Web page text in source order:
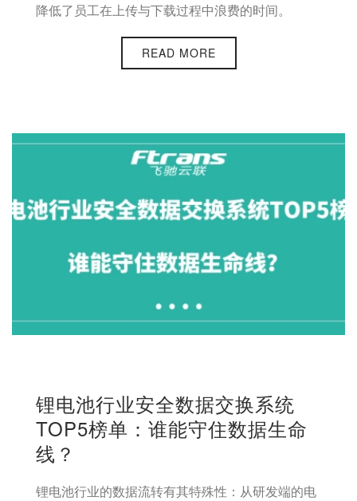
降低了员工在上传与下载过程中浪费的时间。
READ MORE
锂电池行业安全数据交换系统
TOP5榜单：谁能守住数据生命
线？
锂电池行业的数据流转有其特殊性：从研发端的电